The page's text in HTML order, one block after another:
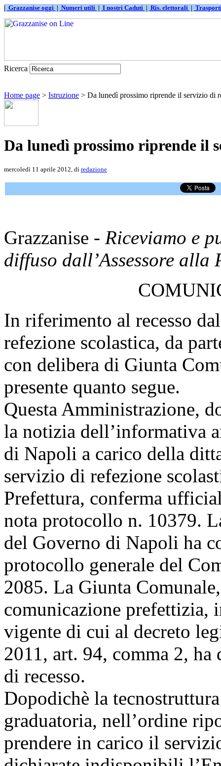
| Grazzanise oggi | Numeri utili | I nostri Caduti | Ris. elettorali |
Ricerca
Home page > Istruzione > Da lunedì prossimo riprende il servizio di
Da lunedì prossimo riprende il
mercoledì 11 aprile 2012, di redazione
Grazzanise - Riceviamo e
diffuso dall’Assessore alla
In riferimento al recesso
refezione scolastica, da
con delibera di Giunta
presente quanto segue.
Questa Amministrazione,
la notizia dell’informativa
di Napoli a carico della
servizio di refezione
Prefettura, conferma
nota protocollo n. 10379.
del Governo di Napoli ha
protocollo generale del
2085. La Giunta
comunicazione prefettizia,
vigente di cui al decreto
2011, art. 94, comma 2, ha
di recesso.
Dopodichè la
graduatoria, nell’ordine
prendere in carico il